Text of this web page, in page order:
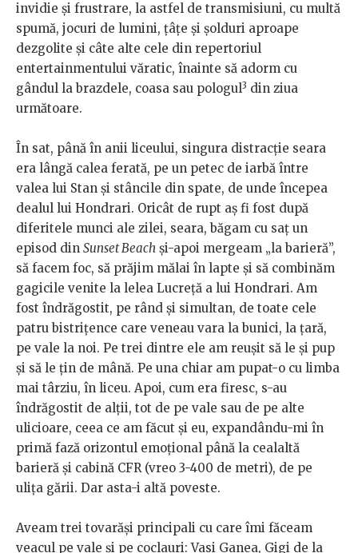
invidie și frustrare, la astfel de transmisiuni, cu multă
spumă, jocuri de lumini, țâțe și șolduri aproape
dezgolite și câte alte cele din repertoriul
entertainmentului văratic, înainte să adorm cu
gândul la brazdele, coasa sau pologul3 din ziua
următoare.
În sat, până în anii liceului, singura distracție seara
era lângă calea ferată, pe un petec de iarbă între
valea lui Stan și stâncile din spate, de unde începea
dealul lui Hondrari. Oricât de rupt aș fi fost după
diferitele munci ale zilei, seara, băgam cu saț un
episod din Sunset Beach și-apoi mergeam „la barieră”,
să facem foc, să prăjim mălai în lapte și să combinăm
gagicile venite la lelea Lucreță a lui Hondrari. Am
fost îndrăgostit, pe rând și simultan, de toate cele
patru bistrițence care veneau vara la bunici, la țară,
pe vale la noi. Pe trei dintre ele am reușit să le și pup
și să le țin de mână. Pe una chiar am pupat-o cu limba
mai târziu, în liceu. Apoi, cum era firesc, s-au
îndrăgostit de alții, tot de pe vale sau de pe alte
ulicioare, ceea ce am făcut și eu, expandându-mi în
primă fază orizontul emoțional până la cealaltă
barieră și cabină CFR (vreo 3-400 de metri), de pe
ulița gării. Dar asta-i altă poveste.
Aveam trei tovarăși principali cu care îmi făceam
veacul pe vale și pe coclauri: Vasi Ganea, Gigi de la